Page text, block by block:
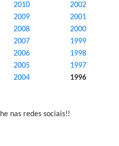
2010
2009
2008
2007
2006
2005
2004
2002
2001
2000
1999
1998
1997
1996
nas redes sociais!!